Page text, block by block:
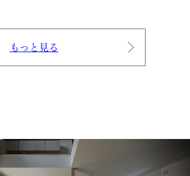
もっと見る